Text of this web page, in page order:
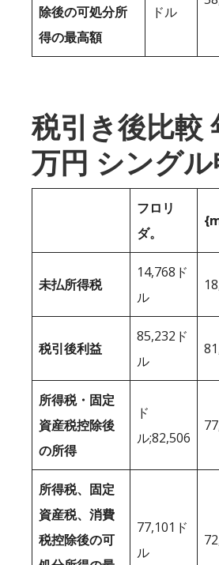
除後の可処分所
得の最高額
ドル
税引き後比較
万円 シング
フロリ
ダ。
未払所得税
14,768ド
ル
税引後利益
85,232ド
ル
所得税・固定
資産税控除後
の所得
ド
ル;82,506
所得税、固定
資産税、消費
税控除後の可
77,101ド
ル